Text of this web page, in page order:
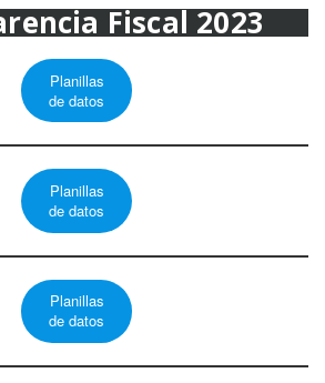
Fiscal 2023
Planillas
de datos
Planillas
de datos
Planillas
de datos